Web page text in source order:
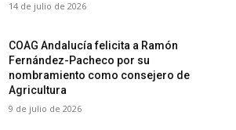
14 de julio de 2026
COAG Andalucía felicita a Ramón
Fernández-Pacheco por su
nombramiento como consejero de
Agricultura
9 de julio de 2026